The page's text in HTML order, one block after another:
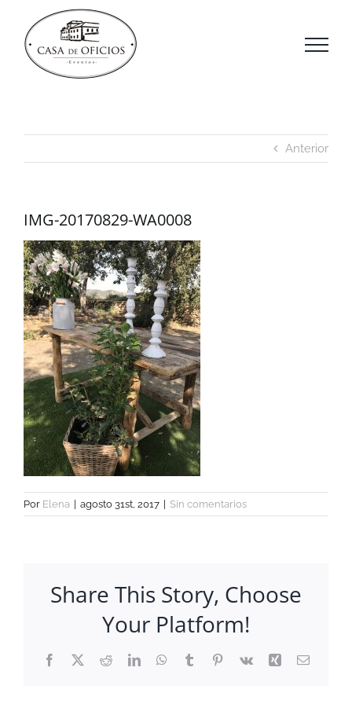
contenido
Anterior
IMG-20170829-WA0008
Por Elena agosto 31st, 2017 Sin comentarios
Share This Story, Choose
Your Platform!
Facebook
X RedditLinkedInWhatsApp
TumblrPinterest
Vk Xing Correo